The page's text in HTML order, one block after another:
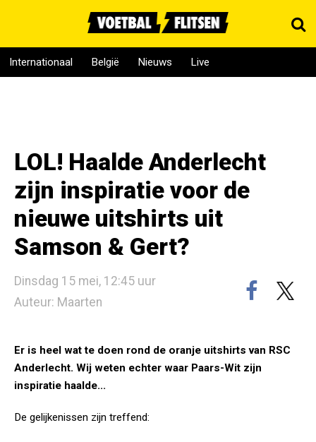
Internationaal België Nieuws Live
LOL! Haalde Anderlecht
zijn inspiratie voor de
nieuwe uitshirts uit
Samson & Gert?
Dinsdag 15 mei, 12:45 uur
Auteur: Maarten
Er is heel wat te doen rond de oranje uitshirts van RSC
Anderlecht. Wij weten echter waar Paars-Wit zijn
inspiratie haalde...
De gelijkenissen zijn treffend: